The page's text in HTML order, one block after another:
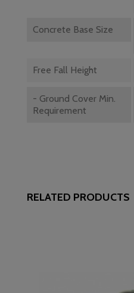
Concrete Base Size
Free Fall Height
- Ground Cover Min.
Requirement
RELATED PRODUCTS